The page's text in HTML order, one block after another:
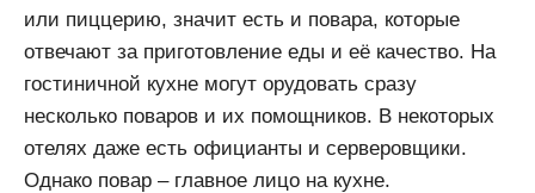
или пиццерию, значит есть и повара, которые
отвечают за приготовление еды и её качество. На
гостиничной кухне могут орудовать сразу
несколько поваров и их помощников. В некоторых
отелях даже есть официанты и серверовщики.
Однако повар – главное лицо на кухне.